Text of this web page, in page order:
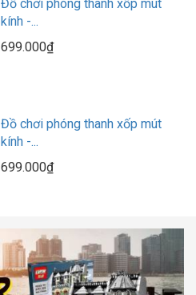
Đồ chơi phóng thanh xốp mút
kính -...
699.000₫
Đồ chơi phóng thanh xốp mút
kính -...
699.000₫